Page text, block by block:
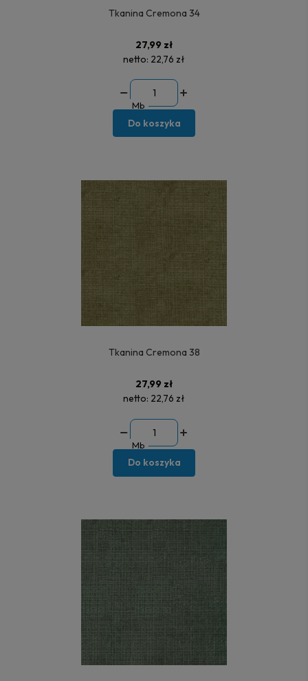
Tkanina Cremona 34
27,99 zł
netto: 22,76 zł
Mb
Do koszyka
Tkanina Cremona 38
27,99 zł
netto: 22,76 zł
Mb
Do koszyka